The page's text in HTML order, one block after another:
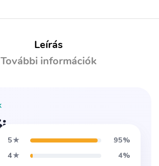
Leírás
További információk